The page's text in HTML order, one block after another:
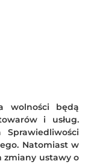
wolności będą
i usług.
Natomiast w
zmiany ustawy o